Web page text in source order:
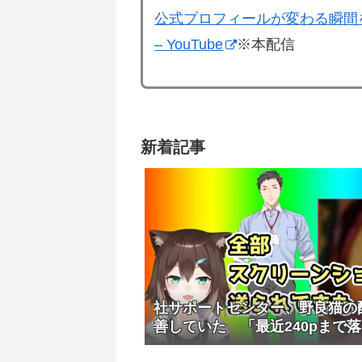
公式プロフィールが変わる瞬
– YouTube
※本配信
新着記事
社サポートセンター、野良猫の
善していた 「最近240pまで
やべぇなと思って」